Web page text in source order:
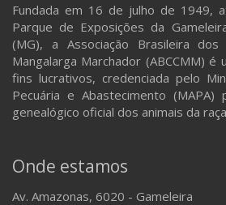
Fundada em 16 de julho de 1949,
Parque de Exposições da
(MG), a Associação Brasileira
Mangalarga Marchador (ABCCMM) é
fins lucrativos, credenciada pelo
Pecuária e Abastecimento
genealógico oficial dos animais da
Onde estamos
Av. Amazonas, 6020 - Gameleira